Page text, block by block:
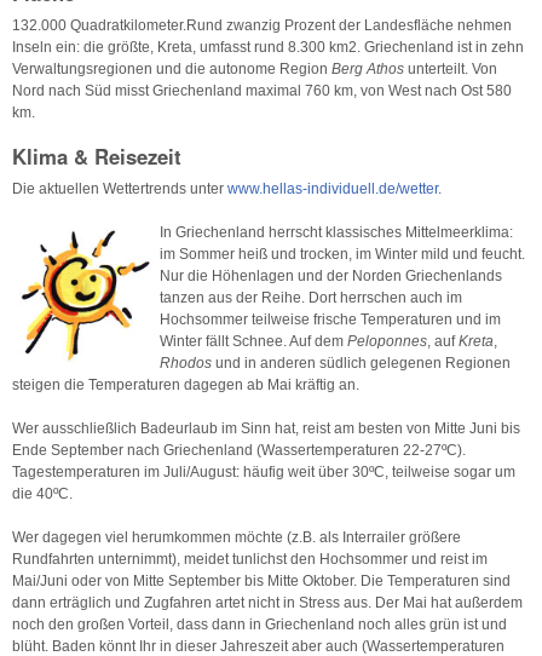
132.000 Quadratkilometer.Rund zwanzig Prozent der Landesfläche nehmen
Inseln ein: die größte, Kreta, umfasst rund 8.300 km2. Griechenland ist in zehn
Verwaltungsregionen und die autonome Region Berg Athos unterteilt. Von
Nord nach Süd misst Griechenland maximal 760 km, von West nach Ost 580
km.
Klima & Reisezeit
Die aktuellen Wettertrends unter www.hellas-individuell.de/wetter.
In Griechenland herrscht klassisches Mittelmeerklima:
im Sommer heiß und trocken, im Winter mild und feucht.
Nur die Höhenlagen und der Norden Griechenlands
tanzen aus der Reihe. Dort herrschen auch im
Hochsommer teilweise frische Temperaturen und im
Winter fällt Schnee. Auf dem Peloponnes , aufKreta
Rhodos und in anderen südlich gelegenen Regionen
steigen die Temperaturen dagegen ab Mai kräftig an.
Wer ausschließlich Badeurlaub im Sinn hat, reist am besten von Mitte Juni bis
Ende September nach Griechenland (Wassertemperaturen 22-27ºC).
Tagestemperaturen im Juli/August: häufig weit über 30ºC, teilweise sogar um
die 40ºC.
Wer dagegen viel herumkommen möchte (z.B. als Interrailer größere
Rundfahrten unternimmt), meidet tunlichst den Hochsommer und reist im
Mai/Juni oder von Mitte September bis Mitte Oktober. Die Temperaturen sind
dann erträglich und Zugfahren artet nicht in Stress aus. Der Mai hat außerdem
noch den großen Vorteil, dass dann in Griechenland noch alles grün ist und
blüht. Baden könnt Ihr in dieser Jahreszeit aber auch (Wassertemperaturen